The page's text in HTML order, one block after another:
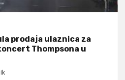
prodaja ulaznica za
Thompsona u